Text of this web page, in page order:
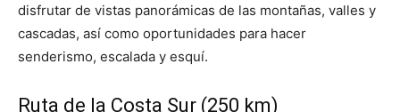
disfrutar de vistas panorámicas de las montañas, valles y
cascadas, así como oportunidades para hacer
senderismo, escalada y esquí.
Ruta de la Costa Sur (250 km)